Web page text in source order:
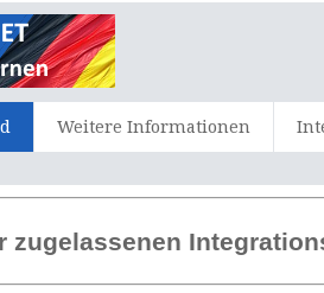
Weitere Informationen
zugelassenen